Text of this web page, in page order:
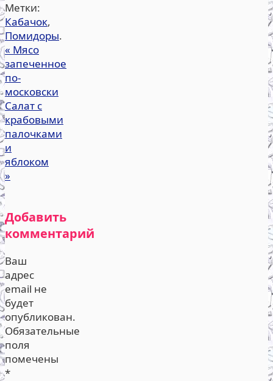
Метки:
Кабачок,
Помидоры.
« Мясо
запеченное
по-
московски
Салат с
крабовыми
палочками
и
яблоком
»
Добавить
комментарий
Ваш
адрес
email не
будет
опубликован.
Обязательные
поля
помечены
*